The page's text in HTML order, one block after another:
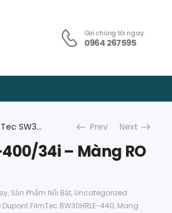
Gọi chúng tôi ngay:
0964 267595
Màng RO FilmTec SW30XFR-400/34i – Màng RO DuPont Prev Next
34i – Màng RO
, Sản Phẩm Nổi Bật, Uncategorized
Dupont FilmTec BW30HRLE-440, Mang